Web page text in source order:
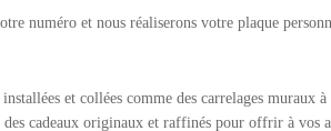
numéro et nous réaliserons votre plaque
et collées comme des carrelages muraux
cadeaux originaux et raffinés pour offrir à vos